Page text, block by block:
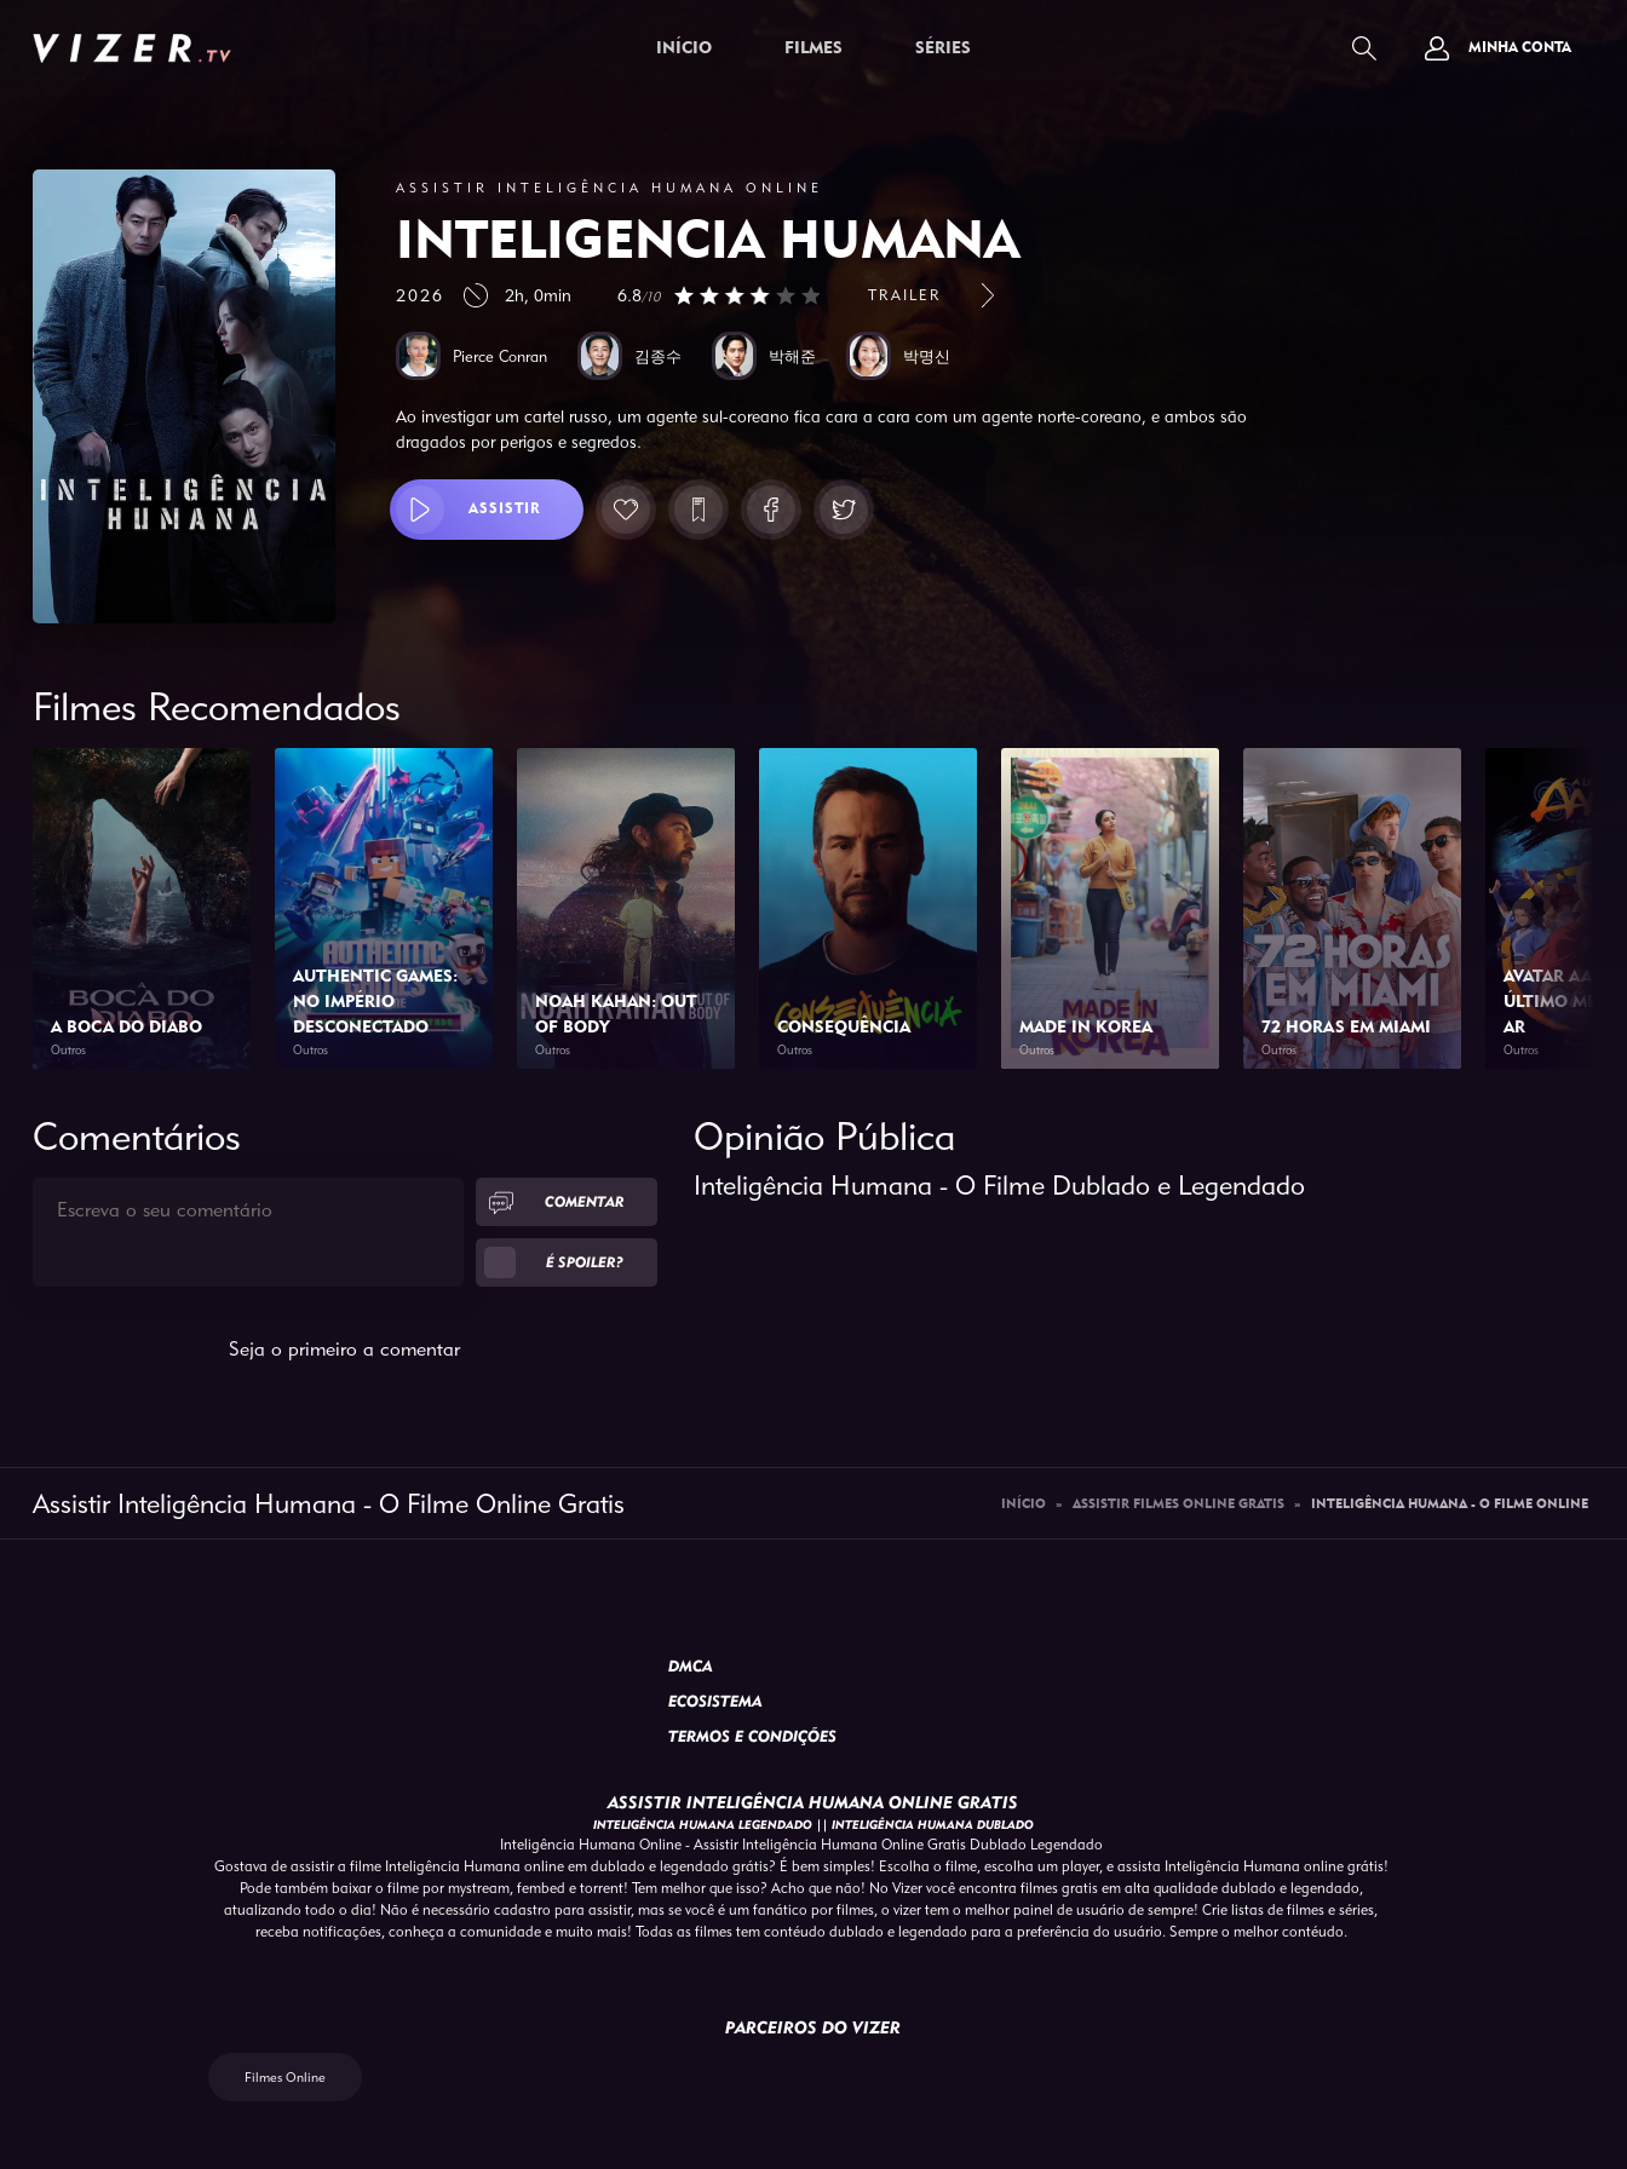
INÍCIO FILMES SÉRIES MINHA CONTA
ASSISTIR INTELIGÊNCIA HUMANA ONLINE
INTELIGÊNCIA HUMANA
2026 2h, 0min 6.8/10 TRAILER
Pierce Conran 김종수 박해준 박명신
Ao investigar um cartel russo, um agente sul-coreano fica cara a cara com um agente norte-coreano, e ambos são
dragados por perigos e segredos.
ASSISTIR
Filmes Recomendados
A BOCA DO DIABO
Outros
AUTHENTIC GAMES:
NO IMPÉRIO
DESCONECTADO
Outros
NOAH KAHAN: OUT
OF BODY
Outros
CONSEQUÊNCIA
Outros
MADE IN KOREA
Outros
72 HORAS EM MIAMI
Outros
AVATAR AANG:
ÚLTIMO
AR
Outros
Comentários
COMENTAR
É SPOILER?
Seja o primeiro a comentar
Opinião Pública
Inteligência Humana - O Filme Dublado e Legendado
Assistir Inteligência Humana - O Filme Online Gratis INÍCIO » ASSISTIR FILMES ONLINE GRATIS » INTELIGÊNCIA HUMANA - O FILME ONLINE
DMCA
ECOSISTEMA
TERMOS E CONDIÇÕES
ASSISTIR INTELIGÊNCIA HUMANA ONLINE GRATIS
INTELIGÊNCIA HUMANA LEGENDADO || INTELIGÊNCIA HUMANA DUBLADO
Inteligência Humana Online - Assistir Inteligência Humana Online Gratis Dublado Legendado
Gostava de assistir a filme Inteligência Humana online em dublado e legendado grátis? É bem simples! Escolha o filme, escolha um player, e assista Inteligência Humana online grátis!
Pode também baixar o filme por mystream, fembed e torrent! Tem melhor que isso? Acho que não! No Vizer você encontra filmes gratis em alta qualidade dublado e legendado,
atualizando todo o dia! Não é necessário cadastro para assistir, mas se você é um fanático por filmes, o vizer tem o melhor painel de usuário de sempre! Crie listas de filmes e séries,
receba notificações, conheça a comunidade e muito mais! Todas as filmes tem contéudo dublado e legendado para a preferência do usuário. Sempre o melhor contéudo.
PARCEIROS DO VIZER
Filmes Online